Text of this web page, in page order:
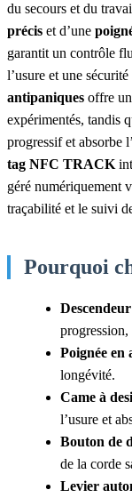
du secours et du
précis et d’une
garantit un contrôle
l’usure et une
antipaniques offre
expérimentés, tandis
progressif et absorbe
tag NFC TRACK
géré numériquement
traçabilité et le suivi
Pourquoi
progression,
Poignée
longévité.
Came à
l’usure et
Bouton de
de la corde
Levier